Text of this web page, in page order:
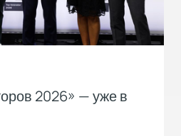
2026» — уже в